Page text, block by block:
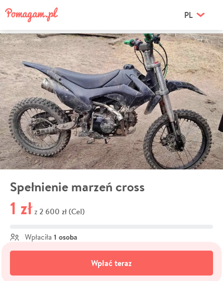
PL
Spełnienie marzeń cross
1 zł z 2 600 zł (Cel)
Wpłaciła 1 osoba
Wpłać teraz